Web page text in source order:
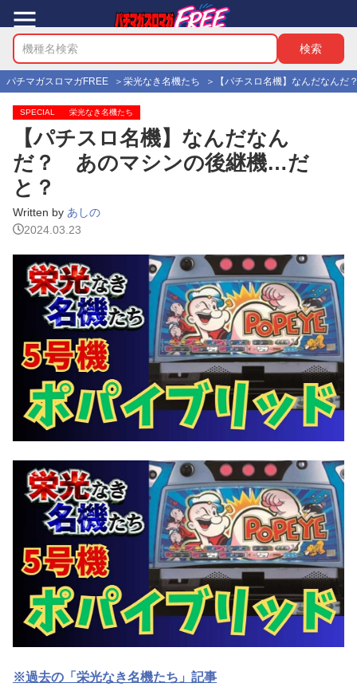
パチマガスロマガFREE 栄光なき名機たち 【パチスロ名機】なんだなん
SPECIAL 栄光なき名機たち
【パチスロ名機】なんだなん
だ？ あのマシンの後継機…だ
と？
Written by あしの
2024.03.23
※過去の「栄光なき名機たち」記事